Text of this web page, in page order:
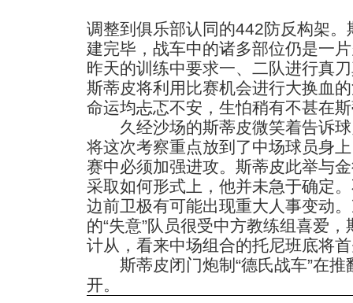
调整到俱乐部认同的442防反构架。
建完毕，战车中的诸多部位仍是一
昨天的训练中要求一、二队进行真
斯蒂皮将利用比赛机会进行大换血
命运均忐忑不安，生怕稍有不甚在
久经沙场的斯蒂皮微笑着告诉球
将这次考察重点放到了中场球员身
赛中必须加强进攻。斯蒂皮此举与
采取如何形式上，他并未急于确定
边前卫极有可能出现重大人事变动
的“失意”队员很受中方教练组喜爱
计从，看来中场组合的托尼班底将
斯蒂皮闭门炮制“德氏战车”在推
开。